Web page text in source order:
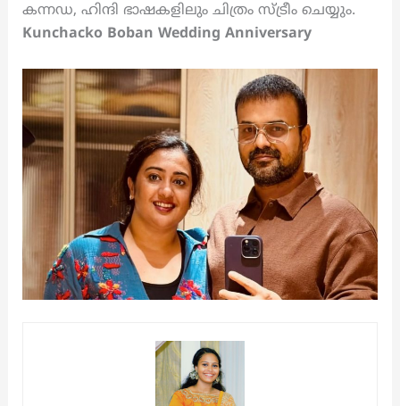
കന്നഡ, ഹിന്ദി ഭാഷകളിലും ചിത്രം സ്ട്രീം ചെയ്യും.
Kunchacko Boban Wedding Anniversary